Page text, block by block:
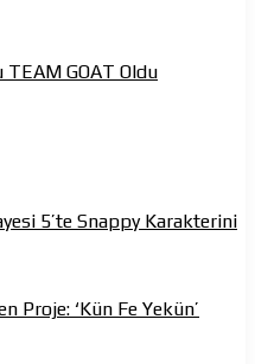
TEAM GOAT Oldu
5’te Snappy Karakterini
Proje: ‘Kün Fe Yekün’